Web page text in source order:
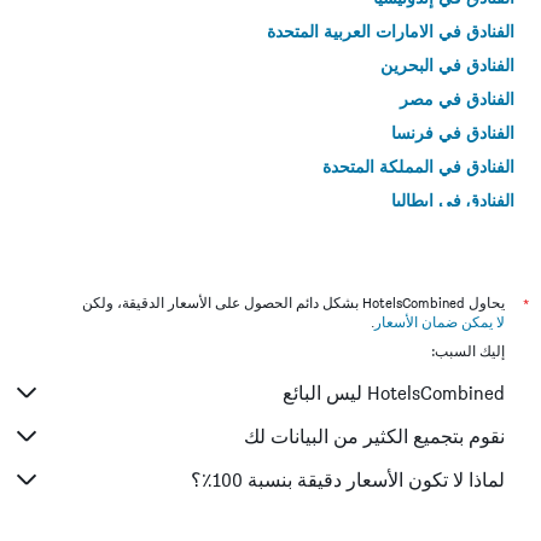
الفنادق في الامارات العربية المتحدة
الفنادق في البحرين
الفنادق في مصر
الفنادق في فرنسا
الفنادق في المملكة المتحدة
الفنادق في إيطاليا
*
يحاول HotelsCombined بشكل دائم الحصول على الأسعار الدقيقة، ولكن
لا يمكن ضمان الأسعار .
إليك السبب:
HotelsCombined ليس البائع
نقوم بتجميع الكثير من البيانات لك
لماذا لا تكون الأسعار دقيقة بنسبة 100٪؟